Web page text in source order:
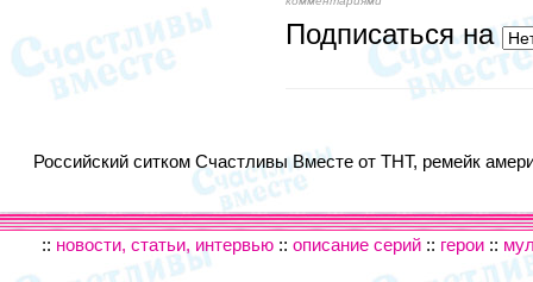
Подписаться на
Российский ситком Счастливы Вместе от ТНТ, ремейк
:: новости, статьи, интервью :: описание серий :: герои ::